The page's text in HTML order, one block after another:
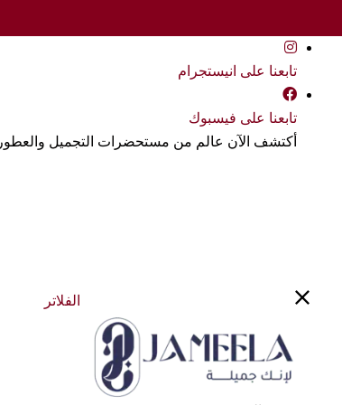
تابعنا على انيستجرام
تابعنا على فيسبوك
أكتشف الآن عالم من مستحضرات التجميل والعطور
الفلاتر